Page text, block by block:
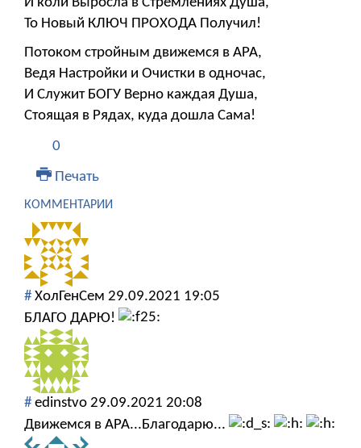
То Новый КЛЮЧ ПРОХОДА Получил!
Потоком стройным движемся в АРА,
Ведя Настройки и Очистки в одночас,
И Служит БОГУ Верно каждая Душа,
Стоящая в Рядах, куда дошла Сама!
0
Печать
КОММЕНТАРИИ
# ХолГенСем 29.09.2021 19:05
БЛАГО ДАРЮ!
# edinstvo 29.09.2021 20:08
Движемся в АРА...Благодарю...